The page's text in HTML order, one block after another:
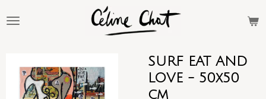
au
SURF EAT AND
LOVE - 50x50
cm